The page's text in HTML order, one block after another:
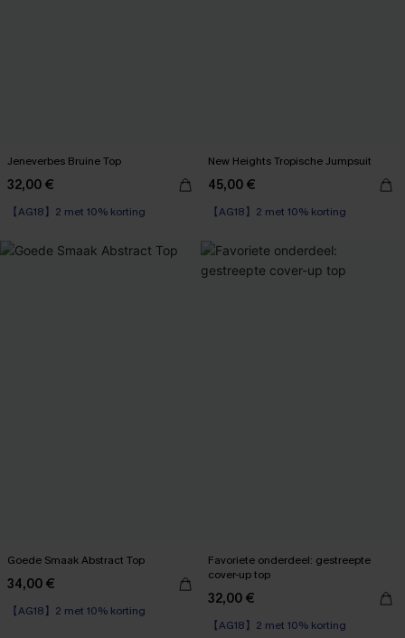
Jeneverbes Bruine Top
32,00 €
【AG18】2 met 10% korting
New Heights Tropische Jumpsuit
45,00 €
【AG18】2 met 10% korting
Goede Smaak Abstract Top
34,00 €
【AG18】2 met 10% korting
Favoriete onderdeel: gestreepte
cover-up top
32,00 €
【AG18】2 met 10% korting